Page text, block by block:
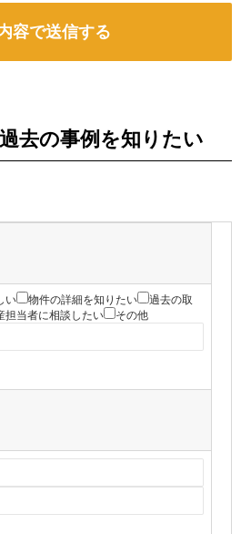
去の事例を知りたい
い 物件の詳細を知りたい
過去の取
担当者に相談したい その他